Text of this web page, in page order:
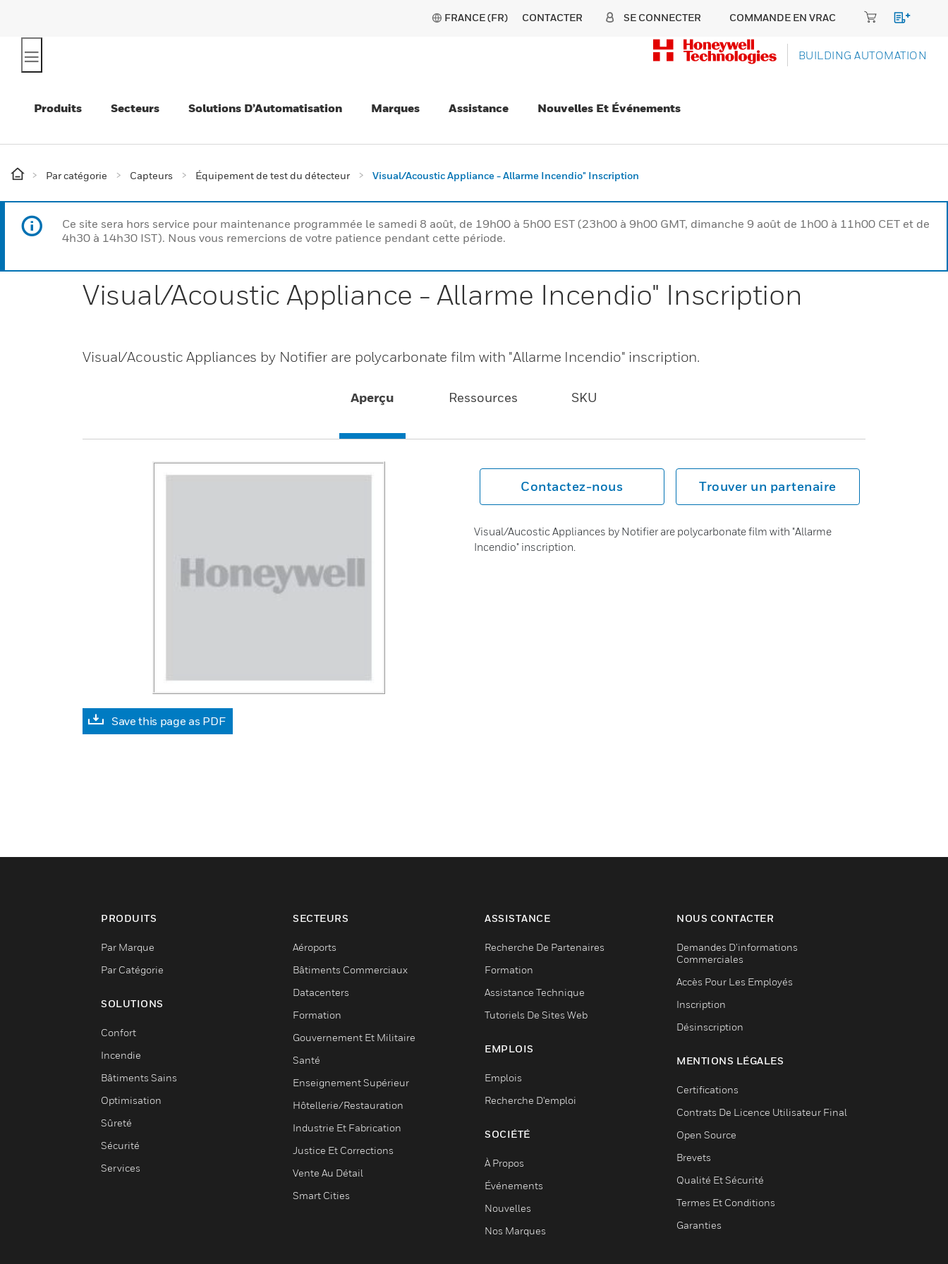
FRANCE (FR) CONTACTER SE CONNECTER COMMANDE EN VRAC
BUILDING AUTOMATION
Produits Secteurs Solutions D’Automatisation Marques Assistance Nouvelles Et Événements
Par catégorie Capteurs Équipement de test du détecteur Visual/Acoustic Appliance - Allarme Incendio" Inscription
Ce site sera hors service pour maintenance programmée le samedi 8 août, de 19h00 à 5h00 EST (23h00 à 9h00 GMT, dimanche 9 août de 1h00 à 11h00 CET et de
4h30 à 14h30 IST). Nous vous remercions de votre patience pendant cette période.
Visual/Acoustic Appliance - Allarme Incendio" Inscription
Visual/Acoustic Appliances by Notifier are polycarbonate film with "Allarme Incendio" inscription.
Aperçu Ressources SKU
Save this page as PDF
Contactez-nous Trouver un partenaire
Visual/Aucostic Appliances by Notifier are polycarbonate film with "Allarme
Incendio" inscription.
PRODUITS
Par Marque
Par Catégorie
SOLUTIONS
Confort
Incendie
Bâtiments Sains
Optimisation
Sûreté
Sécurité
Services
SECTEURS
Aéroports
Bâtiments Commerciaux
Datacenters
Formation
Gouvernement Et Militaire
Santé
Enseignement Supérieur
Hôtellerie/Restauration
Industrie Et Fabrication
Justice Et Corrections
Vente Au Détail
Smart Cities
ASSISTANCE
Recherche De Partenaires
Formation
Assistance Technique
Tutoriels De Sites Web
EMPLOIS
Emplois
Recherche D'emploi
SOCIÉTÉ
À Propos
Événements
Nouvelles
Nos Marques
NOUS CONTACTER
Demandes D’informations
Commerciales
Accès Pour Les Employés
Inscription
Désinscription
MENTIONS LÉGALES
Certifications
Contrats De Licence Utilisateur Final
Open Source
Brevets
Qualité Et Sécurité
Termes Et Conditions
Garanties